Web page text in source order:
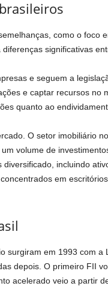
como o foco
significativas
e seguem a
e captar recursos no
quanto ao
O setor imobiliário
volume de
incluindo
em
surgiram em 1993 com a
depois. O primeiro FII
acelerado veio a partir